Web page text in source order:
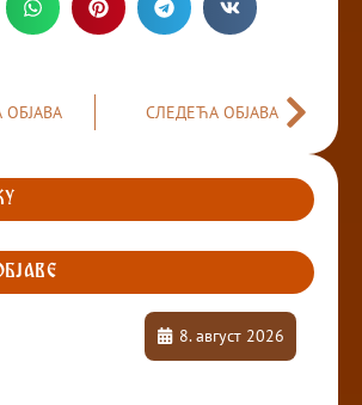
СЛЕДЕЋА ОБЈАВА
8. август 2026